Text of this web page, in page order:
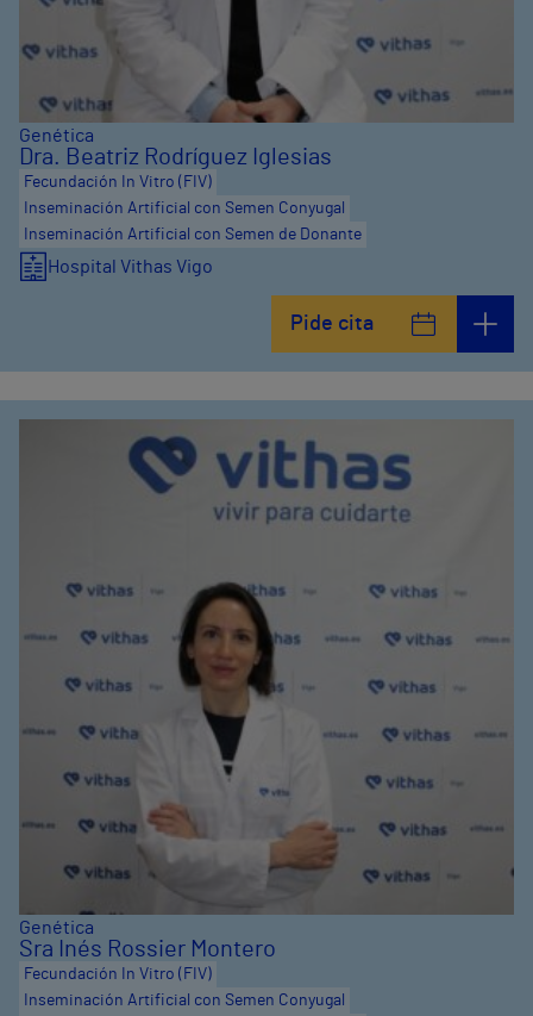
Genética
Dra. Beatriz Rodríguez Iglesias
Fecundación In Vitro (FIV)
Inseminación Artificial con Semen Conyugal
Inseminación Artificial con Semen de Donante
Hospital Vithas Vigo
Pide cita
Genética
Sra Inés Rossier Montero
Fecundación In Vitro (FIV)
Inseminación Artificial con Semen Conyugal